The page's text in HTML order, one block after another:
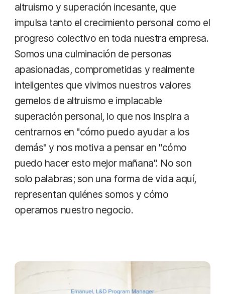
altruismo y superación incesante, que
impulsa tanto el crecimiento personal como el
progreso colectivo en toda nuestra empresa.
Somos una culminación de personas
apasionadas, comprometidas y realmente
inteligentes que vivimos nuestros valores
gemelos de altruismo e implacable
superación personal, lo que nos inspira a
centrarnos en "cómo puedo ayudar a los
demás" y nos motiva a pensar en "cómo
puedo hacer esto mejor mañana". No son
solo palabras; son una forma de vida aquí,
representan quiénes somos y cómo
operamos nuestro negocio.